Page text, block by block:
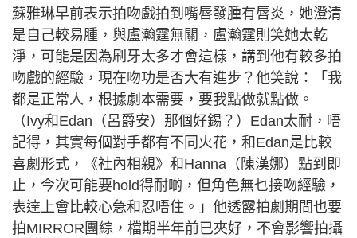
蘇雅琳早前表示拍吻戲拍到嘴唇發腫有唇炎，她澄清
是自己較易腫，與盧瀚霆無關，盧瀚霆則笑她太乾
淨，可能是因為刷牙太多才會這樣，講到他有較多拍
吻戲的經驗，現在吻功是否大有進步？他笑說：「我
都是正常人，根據劇本需要，要我點做就點做。
（Ivy和Edan（呂爵安）那個好錫？）Edan太耐，唔
記得，其實每個對手都有不同火花，和Edan是比較
喜劇形式，《社內相親》和Hanna（陳漢娜）點到即
止，今次可能要hold得耐啲，但角色無乜接吻經驗，
表達上會比較心急和忍唔住。」他透露拍劇期間也要
拍MIRROR團綜，檔期半年前已夾好，不會影響拍攝